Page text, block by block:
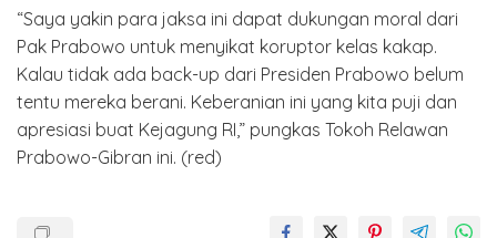
“Saya yakin para jaksa ini dapat dukungan moral dari
Pak Prabowo untuk menyikat koruptor kelas kakap.
Kalau tidak ada back-up dari Presiden Prabowo belum
tentu mereka berani. Keberanian ini yang kita puji dan
apresiasi buat Kejagung RI,” pungkas Tokoh Relawan
Prabowo-Gibran ini. (red)